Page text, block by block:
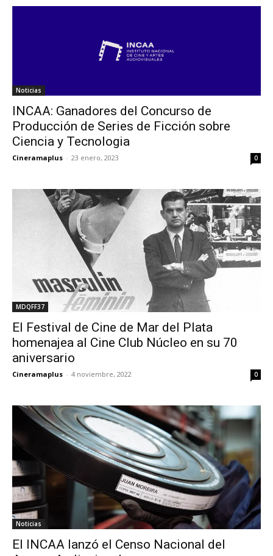
Noticias
INCAA: Ganadores del Concurso de
Producción de Series de Ficción sobre
Ciencia y Tecnologia
Cineramaplus - 23 enero, 2023 0
MDQFF37
El Festival de Cine de Mar del Plata
homenajea al Cine Club Núcleo en su 70
aniversario
Cineramaplus - 4 noviembre, 2022 0
Noticias
El INCAA lanzó el Censo Nacional del